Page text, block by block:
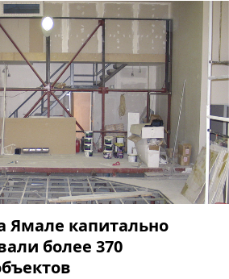
Ямале капитально
более 370